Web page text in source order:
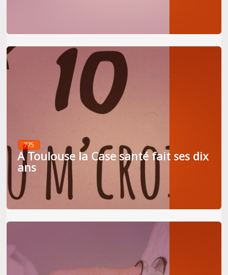
775
A Toulouse la Case santé fait ses dix
ans